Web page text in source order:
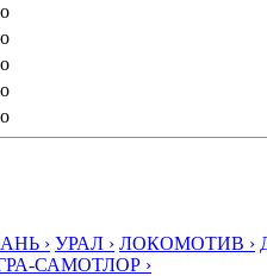
› УРАЛ › ЛОКОМОТИВ ›
САМОТЛОР ›